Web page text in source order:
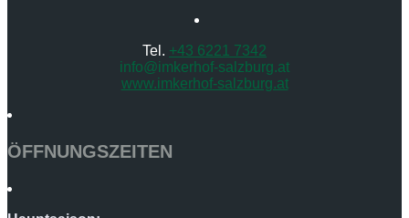
Tel. +43 6221 7342
info@imkerhof-salzburg.at
www.imkerhof-salzburg.at
ÖFFNUNGSZEITEN